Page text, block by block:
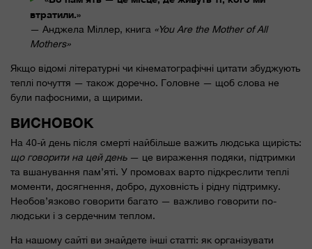
втратили.»
— Анджела Міллер, книга «You Are the Mother of All
Mothers»
Якщо відомі літературні чи кінематографічні цитати збуджують
теплі почуття — також доречно. Головне — щоб слова не
були пафосними, а щирими.
ВИСНОВОК
На 40-й день після смерті найбільше важить людська щирість:
що говорити на цей день— це вираження подяки, підтримки
та вшанування пам’яті. У промовах варто підкреслити теплі
моменти, досягнення, добро, духовність і рідну підтримку.
Необов’язково говорити багато — важливо говорити по-
людськи і з сердечним теплом.
На нашому сайті ви знайдете інші статті: як організувати